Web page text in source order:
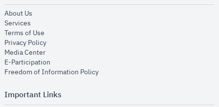
About Us
Services
Terms of Use
Privacy Policyopens in new window
Media Centeropens in new window
E-Participation
Freedom of Information Policyopens in new window
Important Links